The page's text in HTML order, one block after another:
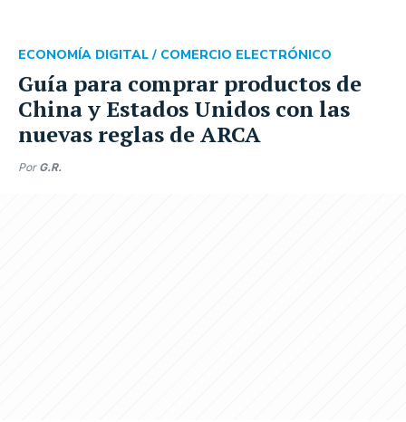
Guía para comprar productos de
China y Estados Unidos con las
nuevas reglas de ARCA
ECONOMÍA DIGITAL / COMERCIO ELECTRÓNICO
Por G.R.